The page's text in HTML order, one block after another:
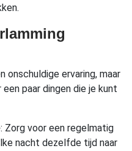
onschuldige ervaring, maar
paar dingen die je kunt
: Zorg voor een regelmatig
nacht dezelfde tijd naar